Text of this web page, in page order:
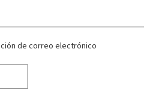
de correo electrónico